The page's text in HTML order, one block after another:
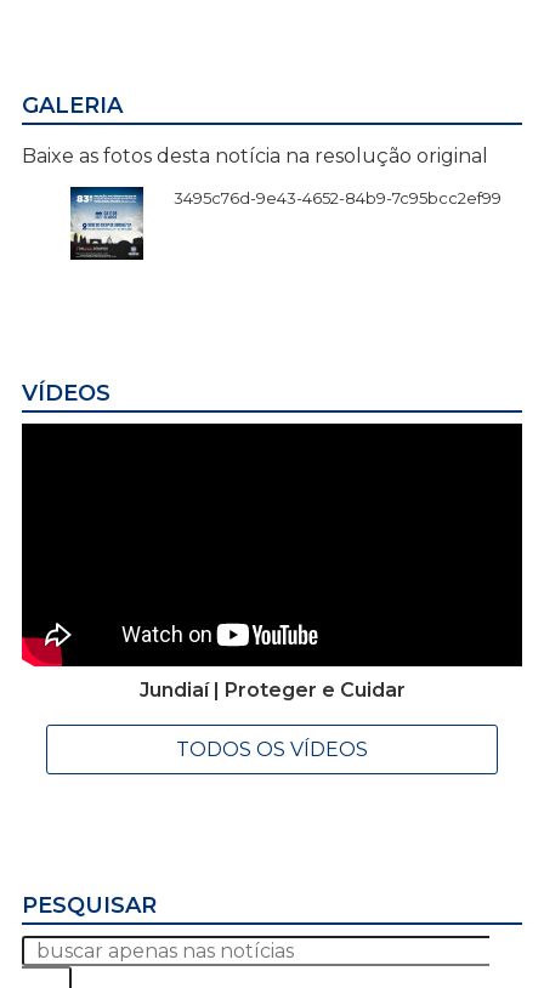
GALERIA
Baixe as fotos desta notícia na resolução original
3495c76d-9e43-4652-84b9-7c95bcc2ef99
VÍDEOS
Jundiaí | Proteger e Cuidar
TODOS OS VÍDEOS
PESQUISAR